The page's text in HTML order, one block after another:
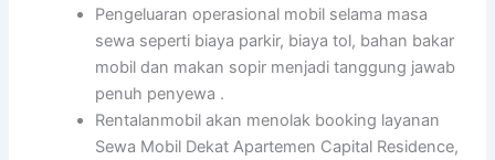
Pengeluaran operasional mobil selama masa
sewa seperti biaya parkir, biaya tol, bahan bakar
mobil dan makan sopir menjadi tanggung jawab
penuh penyewa .
Rentalanmobil akan menolak booking layanan
Sewa Mobil Dekat Apartemen Capital Residence,